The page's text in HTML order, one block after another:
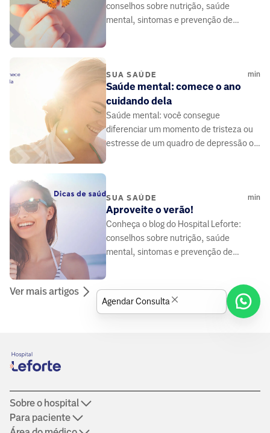
conselhos sobre nutrição, saúde
mental, sintomas e prevenção de
SUA SAÚDE min
Saúde mental: comece o ano
cuidando dela
Saúde mental: você consegue
diferenciar um momento de tristeza ou
estresse de um quadro de depressão ou
SUA SAÚDE min
Aproveite o verão!
Conheça o blog do Hospital Leforte:
conselhos sobre nutrição, saúde
mental, sintomas e prevenção de
Ver mais artigos
Sobre o hospital
Para paciente
Agendar Consulta